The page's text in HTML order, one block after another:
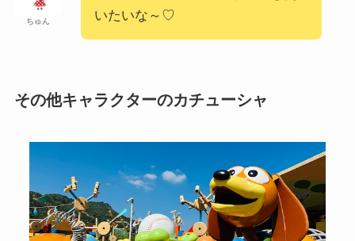
ちゅん
いたいな～♡
その他キャラクターのカチューシャ